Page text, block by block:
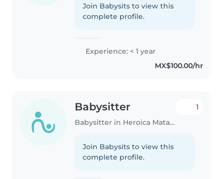
Join Babysits to view this
complete profile.
Experience: < 1 year
MX$100.00/hr
Babysitter
Babysitter in Heroica Matamoros
1
Join Babysits to view this
complete profile.